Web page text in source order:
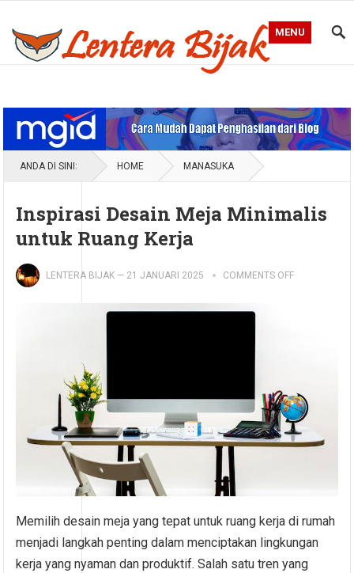
MENU
ANDA DI SINI: HOME MANASUKA
Inspirasi Desain Meja Minimalis
untuk Ruang Kerja
LENTERA BIJAK — 21 JANUARI 2025 COMMENTS OFF
Memilih desain meja yang tepat untuk ruang kerja di rumah
menjadi langkah penting dalam menciptakan lingkungan
kerja yang nyaman dan produktif. Salah satu tren yang